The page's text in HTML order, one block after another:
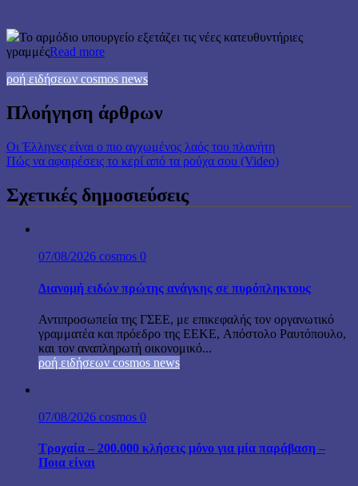
Το αρμόδιο υπουργείο εξετάζει τις νέες κατευθυντήριες
γραμμέςRead more
ροή ειδήσεων cosmos news
Πλοήγηση άρθρων
Οι Έλληνες είναι ο πιο αγχωμένος λαός του πλανήτη
Πώς να αφαιρέσεις το κερί από τα ρούχα σου (Video)
Σχετικές δημοσιεύσεις
07/08/2026 cosmos 0
Διανομή ειδών πρώτης ανάγκης σε πυρόπληκτους
Αντιπροσωπεία της ΓΣΕΕ, με επικεφαλής τον οργανωτικό
γραμματέα και πρόεδρο της ΕΕΚΕ, Απόστολο Ραυτόπουλο,
και τον αναπληρωτή οικονομικό...
ροή ειδήσεων cosmos news
07/08/2026 cosmos 0
Τροχαία – 200.000 κλήσεις μόνο για μία παράβαση –
Ποια είναι